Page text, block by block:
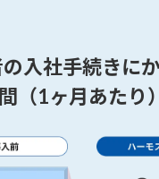
入社手続きに
間（1ヶ月あたり）